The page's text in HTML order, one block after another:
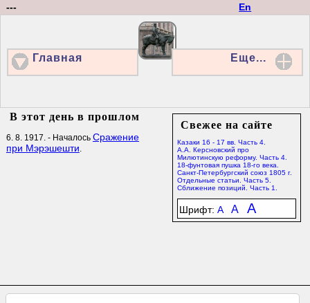
En
---
Главная Еще...
Свежее на сайте
Казаки 16 - 17 вв. Часть 4.
А.А. Керсновский про
Милютинскую реформу. Часть 4.
18-фунтовая пушка 18-го века.
Санкт-Петербургский союз 1805 г.
Отдельные статьи. Часть 5.
Сближение позиций. Часть 1.
Шрифт: A A A
В этот день в прошлом
6. 8. 1917. - Началось Сражение
при Мэрэшешти.